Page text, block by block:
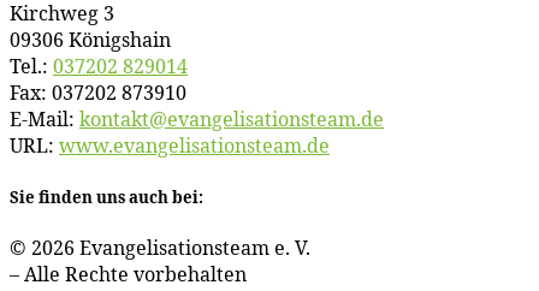
Kirch­weg 3
09306 Königshain
Tel.: 037202 829014
Fax: 037202 873910
E‑Mail: kontakt@​evangelisationsteam.​de
URL: www​.evan​ge​li​sa​ti​ons​team​.de
Sie fin­den uns auch bei:
© 2026 Evan­ge­li­sa­ti­ons­team e. V.
– Al­le Rech­te vorbehalten